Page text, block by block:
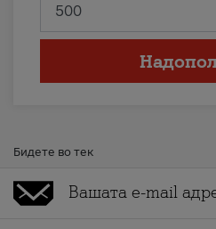
Бидете во тек